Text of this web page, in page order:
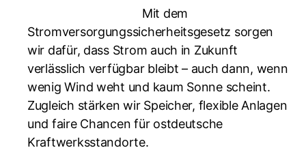
Mit dem
Stromversorgungssicherheitsgesetz sorgen
wir dafür, dass Strom auch in Zukunft
verlässlich verfügbar bleibt – auch dann, wenn
wenig Wind weht und kaum Sonne scheint.
Zugleich stärken wir Speicher, flexible Anlagen
und faire Chancen für ostdeutsche
Kraftwerksstandorte.